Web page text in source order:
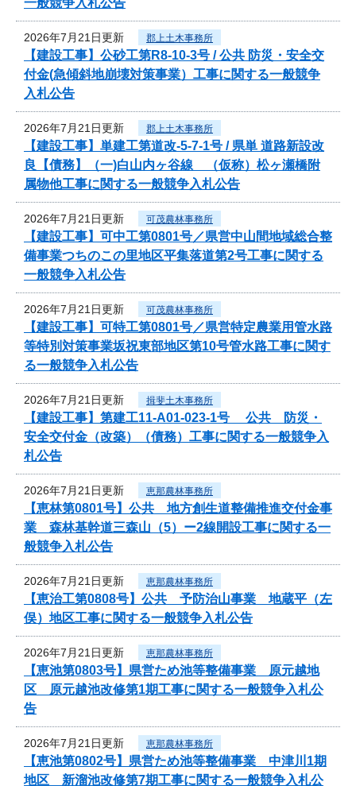
2026年7月21日更新 郡上土木事務所
【建設工事】公砂工第R8-10-3号 / 公共 防災・安全交
付金(急傾斜地崩壊対策事業）工事に関する一般競争
入札公告
2026年7月21日更新 郡上土木事務所
【建設工事】単建工第道改-5-7-1号 / 県単 道路新設改
良【債務】（一)白山内ヶ谷線 （仮称）松ヶ瀬橋附
属物他工事に関する一般競争入札公告
2026年7月21日更新 可茂農林事務所
【建設工事】可中工第0801号／県営中山間地域総合整
備事業つちのこの里地区平集落道第2号工事に関する
一般競争入札公告
2026年7月21日更新 可茂農林事務所
【建設工事】可特工第0801号／県営特定農業用管水路
等特別対策事業坂祝東部地区第10号管水路工事に関す
る一般競争入札公告
2026年7月21日更新 揖斐土木事務所
【建設工事】第建工11-A01-023-1号 公共 防災・
安全交付金（改築）（債務）工事に関する一般競争入
札公告
2026年7月21日更新 恵那農林事務所
【恵林第0801号】公共 地方創生道整備推進交付金事
業 森林基幹道三森山（5）ー2線開設工事に関する一
般競争入札公告
2026年7月21日更新 恵那農林事務所
【恵治工第0808号】公共 予防治山事業 地蔵平（左
俣）地区工事に関する一般競争入札公告
2026年7月21日更新 恵那農林事務所
【恵池第0803号】県営ため池等整備事業 原元越地
区 原元越池改修第1期工事に関する一般競争入札公
告
2026年7月21日更新 恵那農林事務所
【恵池第0802号】県営ため池等整備事業 中津川1期
地区 新溜池改修第7期工事に関する一般競争入札公